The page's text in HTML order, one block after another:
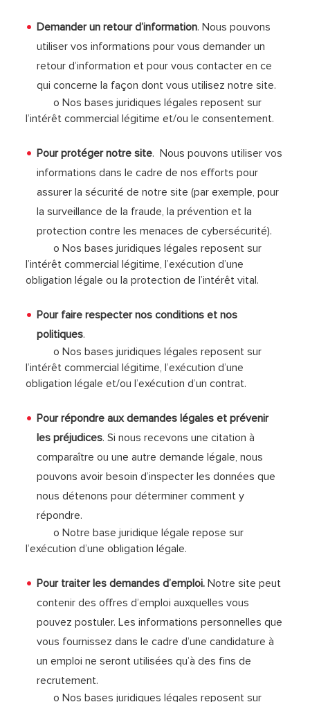
Demander un retour d’information. Nous pouvons
utiliser vos informations pour vous demander un
retour d’information et pour vous contacter en ce
qui concerne la façon dont vous utilisez notre site.
o Nos bases juridiques légales reposent sur
l’intérêt commercial légitime et/ou le consentement.
Pour protéger notre site. Nous pouvons utiliser vos
informations dans le cadre de nos efforts pour
assurer la sécurité de notre site (par exemple, pour
la surveillance de la fraude, la prévention et la
protection contre les menaces de cybersécurité).
o Nos bases juridiques légales reposent sur
l’intérêt commercial légitime, l’exécution d’une
obligation légale ou la protection de l’intérêt vital.
Pour faire respecter nos conditions et nos
politiques.
o Nos bases juridiques légales reposent sur
l’intérêt commercial légitime, l’exécution d’une
obligation légale et/ou l’exécution d’un contrat.
Pour répondre aux demandes légales et prévenir
les préjudices. Si nous recevons une citation à
comparaître ou une autre demande légale, nous
pouvons avoir besoin d’inspecter les données que
nous détenons pour déterminer comment y
répondre.
o Notre base juridique légale repose sur
l’exécution d’une obligation légale.
Pour traiter les demandes d’emploi.Notre site peut
contenir des offres d’emploi auxquelles vous
pouvez postuler. Les informations personnelles que
vous fournissez dans le cadre d’une candidature à
un emploi ne seront utilisées qu’à des fins de
recrutement.
o Nos bases juridiques légales reposent sur